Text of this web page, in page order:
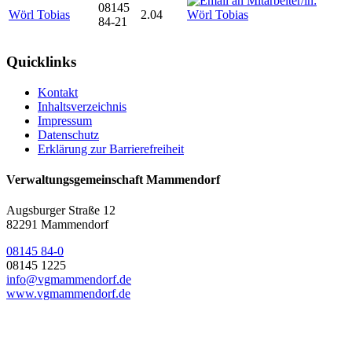
Wörl Tobias
08145
84-21
2.04
Quicklinks
Kontakt
Inhaltsverzeichnis
Impressum
Datenschutz
Erklärung zur Barrierefreiheit
Verwaltungsgemeinschaft Mammendorf
Augsburger Straße 12
82291 Mammendorf
08145 84-0
08145 1225
info@vgmammendorf.de
www.vgmammendorf.de